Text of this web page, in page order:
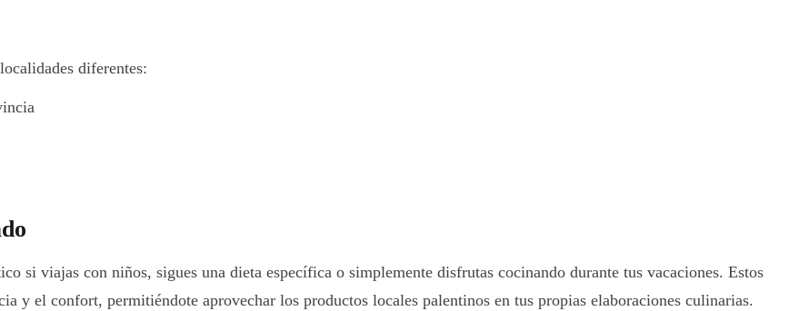
diferentes:
si viajas con niños, sigues una dieta específica o simplemente disfrutas cocinando durante tus vacaciones. Estos
y el confort, permitiéndote aprovechar los productos locales palentinos en tus propias elaboraciones culinarias.